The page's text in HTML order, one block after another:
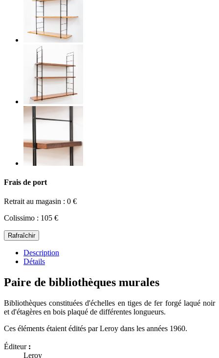
Frais de port
Retrait au magasin : 0 €
Colissimo : 105 €
Description
Détails
Paire de bibliothèques murales
Bibliothèques constituées d'échelles en tiges de fer forgé laqué noir
et d'étagères en bois plaqué de différentes longueurs.
Ces éléments étaient édités par Leroy dans les années 1960.
Éditeur :
Leroy